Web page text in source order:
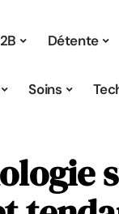
Détente
Soins